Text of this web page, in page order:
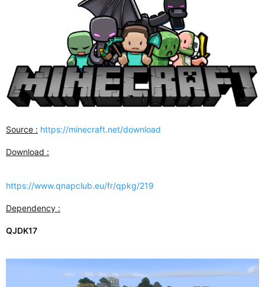
Source : https://minecraft.net/download
Download :
https://www.qnapclub.eu/fr/qpkg/219
Dependency :
QJDK17